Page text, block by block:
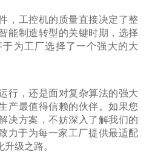
，工控机的质量直接决定了整
能制造转型的关键时期，选择
为工厂选择了一个强大的大
行，还是面对复杂算法的强大
产最值得信赖的伙伴。如果您
决方案，不妨深入了解我们的
于为每一家工厂提供最适配
级之路。